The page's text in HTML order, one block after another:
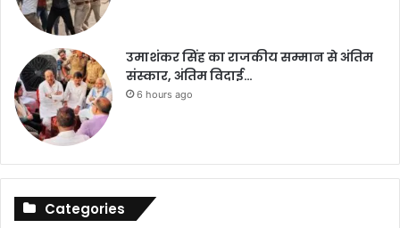
उमाशंकर सिंह का राजकीय सम्मान से अंतिम
संस्कार, अंतिम विदाई…
6 hours ago
Categories